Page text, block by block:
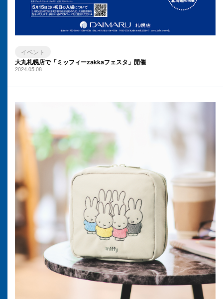
イベント
大丸札幌店で「ミッフィーzakkaフェスタ」開催
2024.05.08